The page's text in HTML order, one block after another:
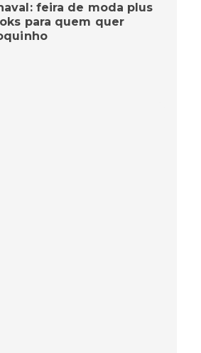
feira de moda plus
para quem quer